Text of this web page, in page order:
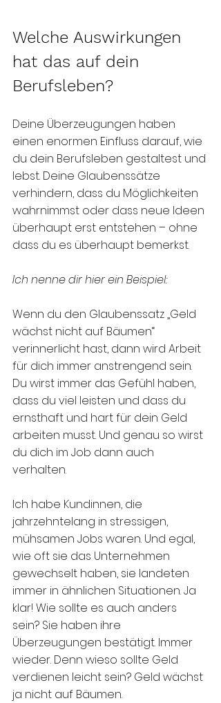
Welche Auswirkungen
hat das auf dein
Berufsleben?
Deine Überzeugungen haben
einen enormen Einfluss darauf, wie
du dein Berufsleben gestaltest und
lebst. Deine Glaubenssätze
verhindern, dass du Möglichkeiten
wahrnimmst oder dass neue Ideen
überhaupt erst entstehen – ohne
dass du es überhaupt bemerkst.
Ich nenne dir hier ein Beispiel:
Wenn du den Glaubenssatz „Geld
wächst nicht auf Bäumen“
verinnerlicht hast, dann wird Arbeit
für dich immer anstrengend sein.
Du wirst immer das Gefühl haben,
dass du viel leisten und dass du
ernsthaft und hart für dein Geld
arbeiten musst. Und genau so wirst
du dich im Job dann auch
verhalten.
Ich habe Kundinnen, die
jahrzehntelang in stressigen,
mühsamen Jobs waren. Und egal,
wie oft sie das Unternehmen
gewechselt haben, sie landeten
immer in ähnlichen Situationen. Ja
klar! Wie sollte es auch anders
sein? Sie haben ihre
Überzeugungen bestätigt. Immer
wieder. Denn wieso sollte Geld
verdienen leicht sein? Geld wächst
ja nicht auf Bäumen.